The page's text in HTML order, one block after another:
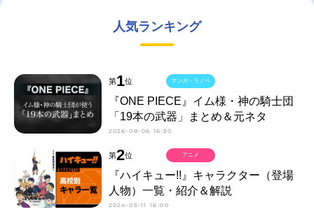
人気ランキング
第1位
『ONE PIECE』イム様・神の騎士団
「19本の武器」まとめ＆元ネタ
2026-08-06 16:30
マンガ・ラノベ
第2位
『ハイキュー!!』キャラクター（登場
人物）一覧・紹介＆解説
2024-03-11 16:00
アニメ